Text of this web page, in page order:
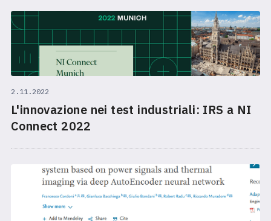
2.11.2022
L'innovazione nei test industriali: IRS a NI
Connect 2022